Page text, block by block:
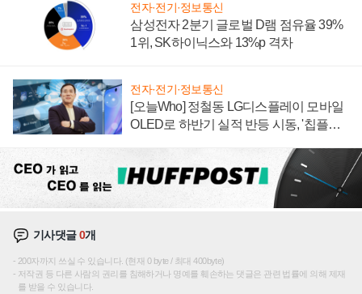
전자·전기·정보통신
삼성전자 2분기 글로벌 D램 점유율 39%
1위, SK하이닉스와 13%p 격차
전자·전기·정보통신
[오늘Who] 정철동 LG디스플레이 모바일
OLED로 하반기 실적 반등 시동, '칩플레
기사댓글0개
200자까지 쓰실 수 있습니다. (현재 0 byte / 최대 400byte)
저작권 등 다른 사람의 권리를 침해하거나 명예를 훼손하는 댓글은 관련 법률에 의해 제재
를 받을 수 있습니다.